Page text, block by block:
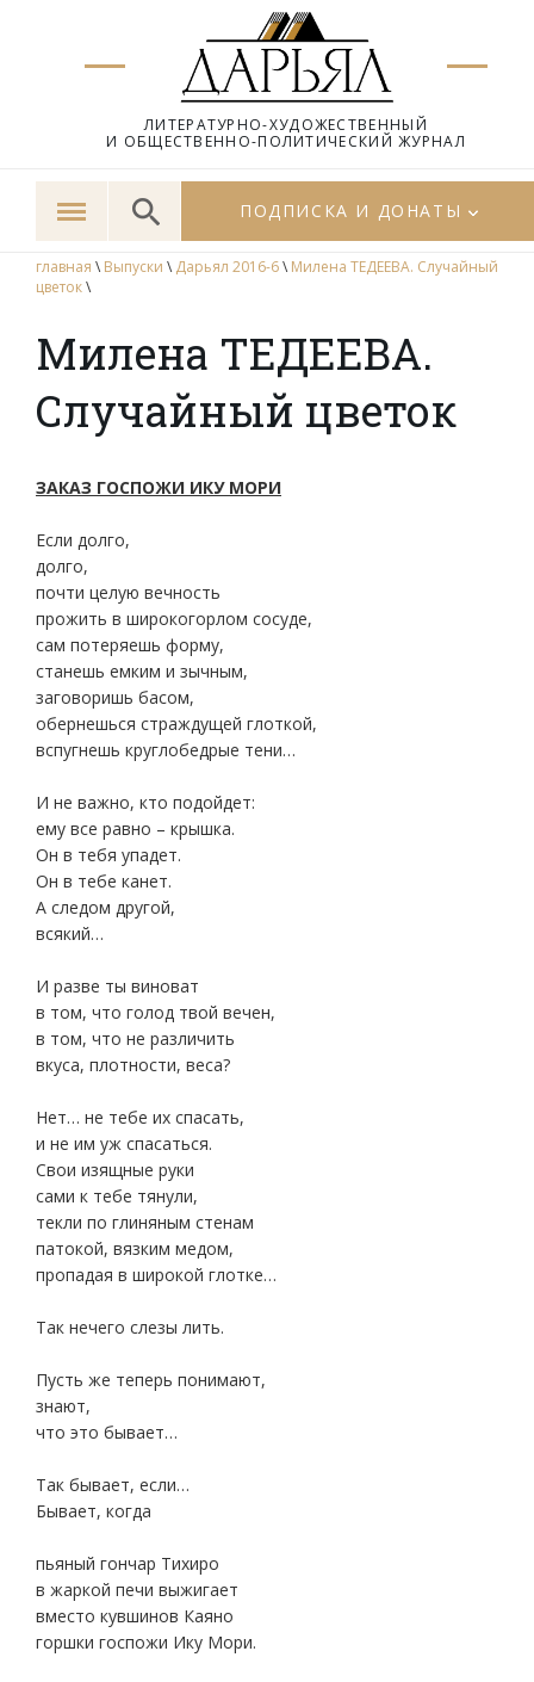
ЛИТЕРАТУРНО-ХУДОЖЕСТВЕННЫЙ
И ОБЩЕСТВЕННО-ПОЛИТИЧЕСКИЙ ЖУРНАЛ
ПОДПИСКА И ДОНАТЫ
главная \ Выпуски \ Дарьял 2016-6\ Милена ТЕДЕЕВА. Случайный
цветок\
Милена ТЕДЕЕВА.
Случайный цветок
ЗАКАЗ ГОСПОЖИ ИКУ МОРИ
Если долго,
долго,
почти целую вечность
прожить в широкогорлом сосуде,
сам потеряешь форму,
станешь емким и зычным,
заговоришь басом,
обернешься страждущей глоткой,
вспугнешь круглобедрые тени…
И не важно, кто подойдет:
ему все равно – крышка.
Он в тебя упадет.
Он в тебе канет.
А следом другой,
всякий…
И разве ты виноват
в том, что голод твой вечен,
в том, что не различить
вкуса, плотности, веса?
Нет… не тебе их спасать,
и не им уж спасаться.
Свои изящные руки
сами к тебе тянули,
текли по глиняным стенам
патокой, вязким медом,
пропадая в широкой глотке…
Так нечего слезы лить.
Пусть же теперь понимают,
знают,
что это бывает…
Так бывает, если…
Бывает, когда
пьяный гончар Тихиро
в жаркой печи выжигает
вместо кувшинов Каяно
горшки госпожи Ику Мори.